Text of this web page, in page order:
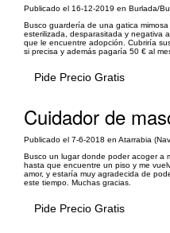
Publicado el 16-12-2019 en Burlada/
Busco guardería de una gatica
esterilizada, desparasitada y negativa
que le encuentre adopción. Cubriría
si precisa y además pagaría 50 € al
Pide Precio Gratis
Cuidador de
Publicado el 7-6-2018 en Atarrabia
Busco un lugar donde poder acoger a
hasta que encuentre un piso y me
amor, y estaría muy agradecida de
este tiempo. Muchas gracias.
Pide Precio Gratis